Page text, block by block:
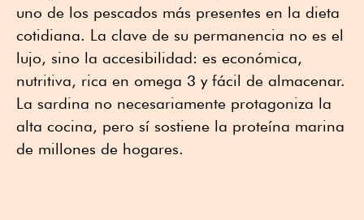
uno de los pescados más presentes en la dieta
cotidiana. La clave de su permanencia no es el
lujo, sino la accesibilidad: es económica,
nutritiva, rica en omega 3 y fácil de almacenar.
La sardina no necesariamente protagoniza la
alta cocina, pero sí sostiene la proteína marina
de millones de hogares.